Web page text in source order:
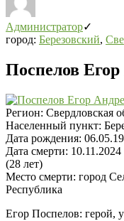
Администратор
город: Березовский,
Поспелов
Регион: Свердловская
Населенный пункт:
Дата рождения:
Дата смерти: 10.11.2024
(28 лет)
Место смерти: город
Республика
Егор Поспелов: герой,